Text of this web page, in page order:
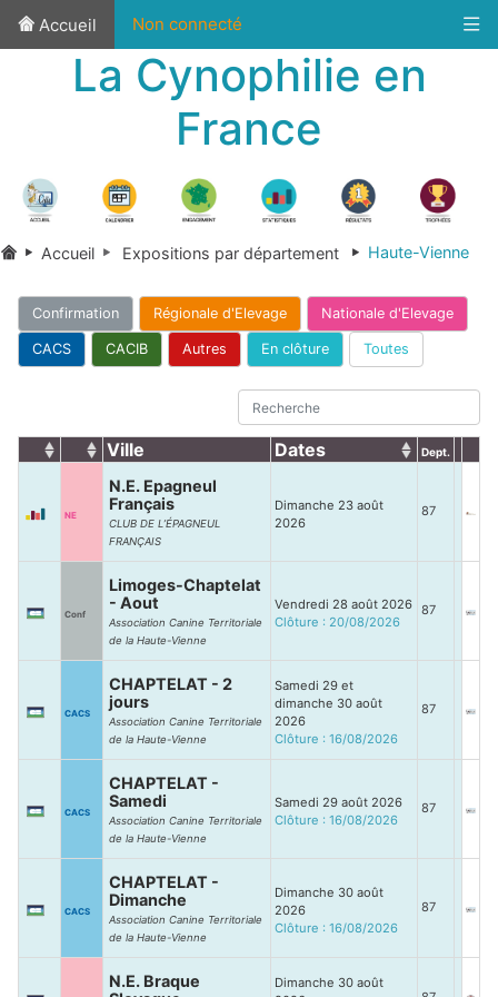
Accueil Non connecté
La Cynophilie en
France
Accueil Expositions par département Haute-Vienne
Confirmation Régionale d'Elevage Nationale d'Elevage
CACS CACIB Autres En clôture Toutes
Ville Dates Dept.
NE
N.E. Epagneul
Français
CLUB DE L’ÉPAGNEUL
FRANÇAIS
Dimanche 23 août
2026
87
Conf
Limoges-Chaptelat
- Aout
Association Canine Territoriale
de la Haute-Vienne
Vendredi 28 août 2026
Clôture : 20/08/2026
87
CACS
CHAPTELAT - 2
jours
Association Canine Territoriale
de la Haute-Vienne
Samedi 29 et
dimanche 30 août
2026
Clôture : 16/08/2026
87
CACS
CHAPTELAT -
Samedi
Association Canine Territoriale
de la Haute-Vienne
Samedi 29 août 2026
Clôture : 16/08/2026
87
CACS
CHAPTELAT -
Dimanche
Association Canine Territoriale
de la Haute-Vienne
Dimanche 30 août
2026
Clôture : 16/08/2026
87
N.E. Braque
Dimanche 30 août